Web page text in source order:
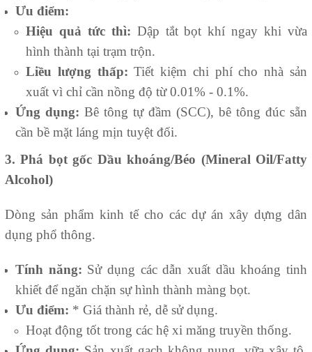
Ưu điểm:
Hiệu quả tức thì: Dập tắt bọt khí ngay khi vừa
hình thành tại trạm trộn.
Liều lượng thấp: Tiết kiệm chi phí cho nhà sản
xuất vì chỉ cần nồng độ từ 0.01% - 0.1%.
Ứng dụng: Bê tông tự đầm (SCC), bê tông đúc sẵn
cần bề mặt láng mịn tuyệt đối.
3. Phá bọt gốc Dầu khoáng/Béo (Mineral Oil/Fatty
Alcohol)
Dòng sản phẩm kinh tế cho các dự án xây dựng dân
dụng phổ thông.
Tính năng: Sử dụng các dẫn xuất dầu khoáng tinh
khiết để ngăn chặn sự hình thành màng bọt.
Ưu điểm: * Giá thành rẻ, dễ sử dụng.
Hoạt động tốt trong các hệ xi măng truyền thống.